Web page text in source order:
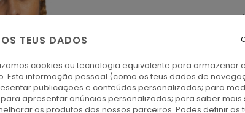
4.0
€
Paga
TEUS DADOS
cookies ou tecnologia equivalente para armazenar
Esta informação pessoal (como os teus dados de
publicações e conteúdos personalizados; para
apresentar anúncios personalizados; para saber mais
os produtos dos nossos parceiros. Podes definir as